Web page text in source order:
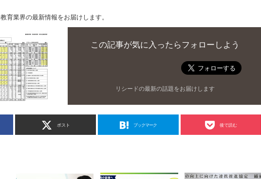
教育業界の最新情報をお届けします。
この記事が気に入ったらフォローしよう
リシードの最新の話題をお届けします
ポスト ブックマーク 後で読む